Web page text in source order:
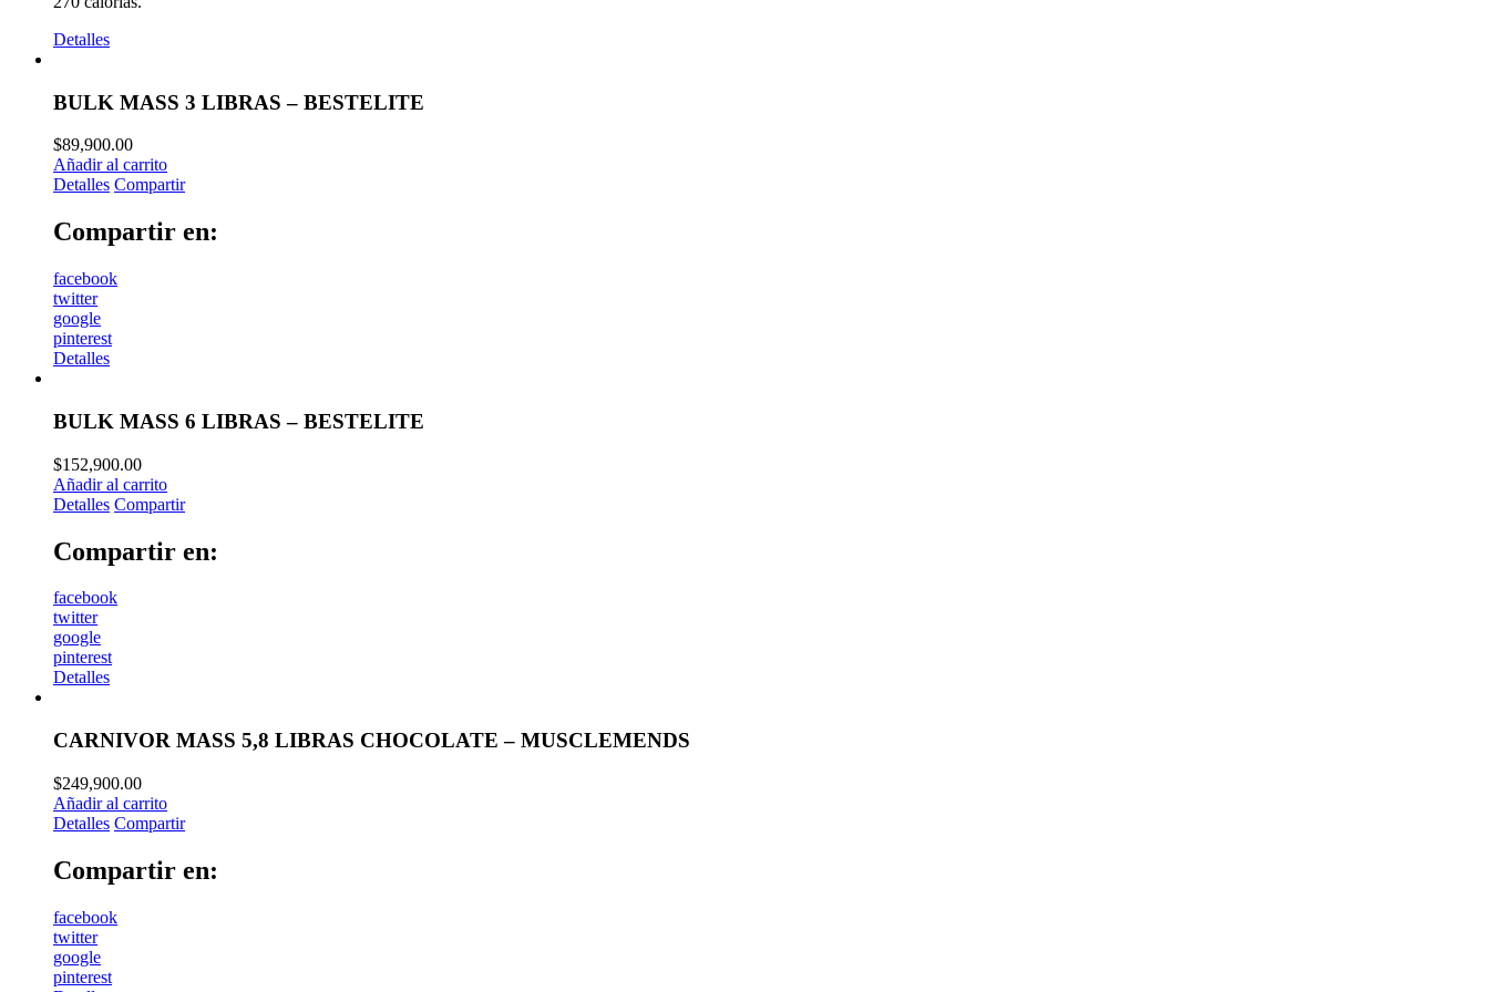
Detalles
BULK MASS 3 LIBRAS – BESTELITE
$89,900.00
Añadir al carrito
Detalles Compartir
Compartir en:
facebook
twitter
google
pinterest
Detalles
BULK MASS 6 LIBRAS – BESTELITE
$152,900.00
Añadir al carrito
Detalles Compartir
Compartir en:
facebook
twitter
google
pinterest
Detalles
CARNIVOR MASS 5,8 LIBRAS CHOCOLATE – MUSCLEMENDS
$249,900.00
Añadir al carrito
Detalles Compartir
Compartir en:
facebook
twitter
google
pinterest